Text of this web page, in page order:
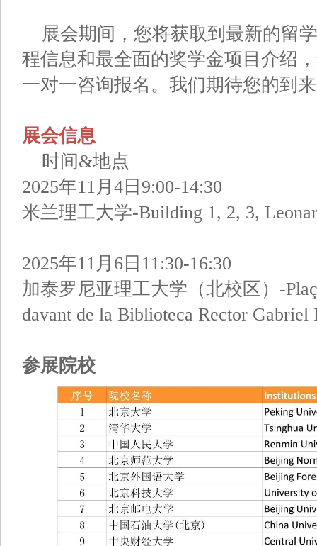
展会期间，您将获取到最新的留
程信息和最全面的奖学金项目介绍
一对一咨询报名。我们期待您的到
展会信息
时间&地点
2025年11月4日9:00-14:30
米兰理工大学-Building 1, 2, 3,
2025年11月6日11:30-16:30
加泰罗尼亚理工大学（北校区）-
davant de la Biblioteca Rector Gabriel
参展院校